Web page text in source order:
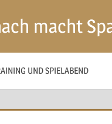
macht
UND SPIELABEND